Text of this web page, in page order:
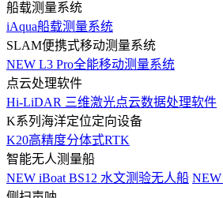
船载测量系统
iAqua船载测量系统
SLAM便携式移动测量系统
NEW L3 Pro全能移动测量系统
点云处理软件
Hi-LiDAR 三维激光点云数据处理软件
K系列海洋定位定向设备
K20高精度分体式RTK
智能无人测量船
NEW iBoat BS12 水文测验无人船 NEW